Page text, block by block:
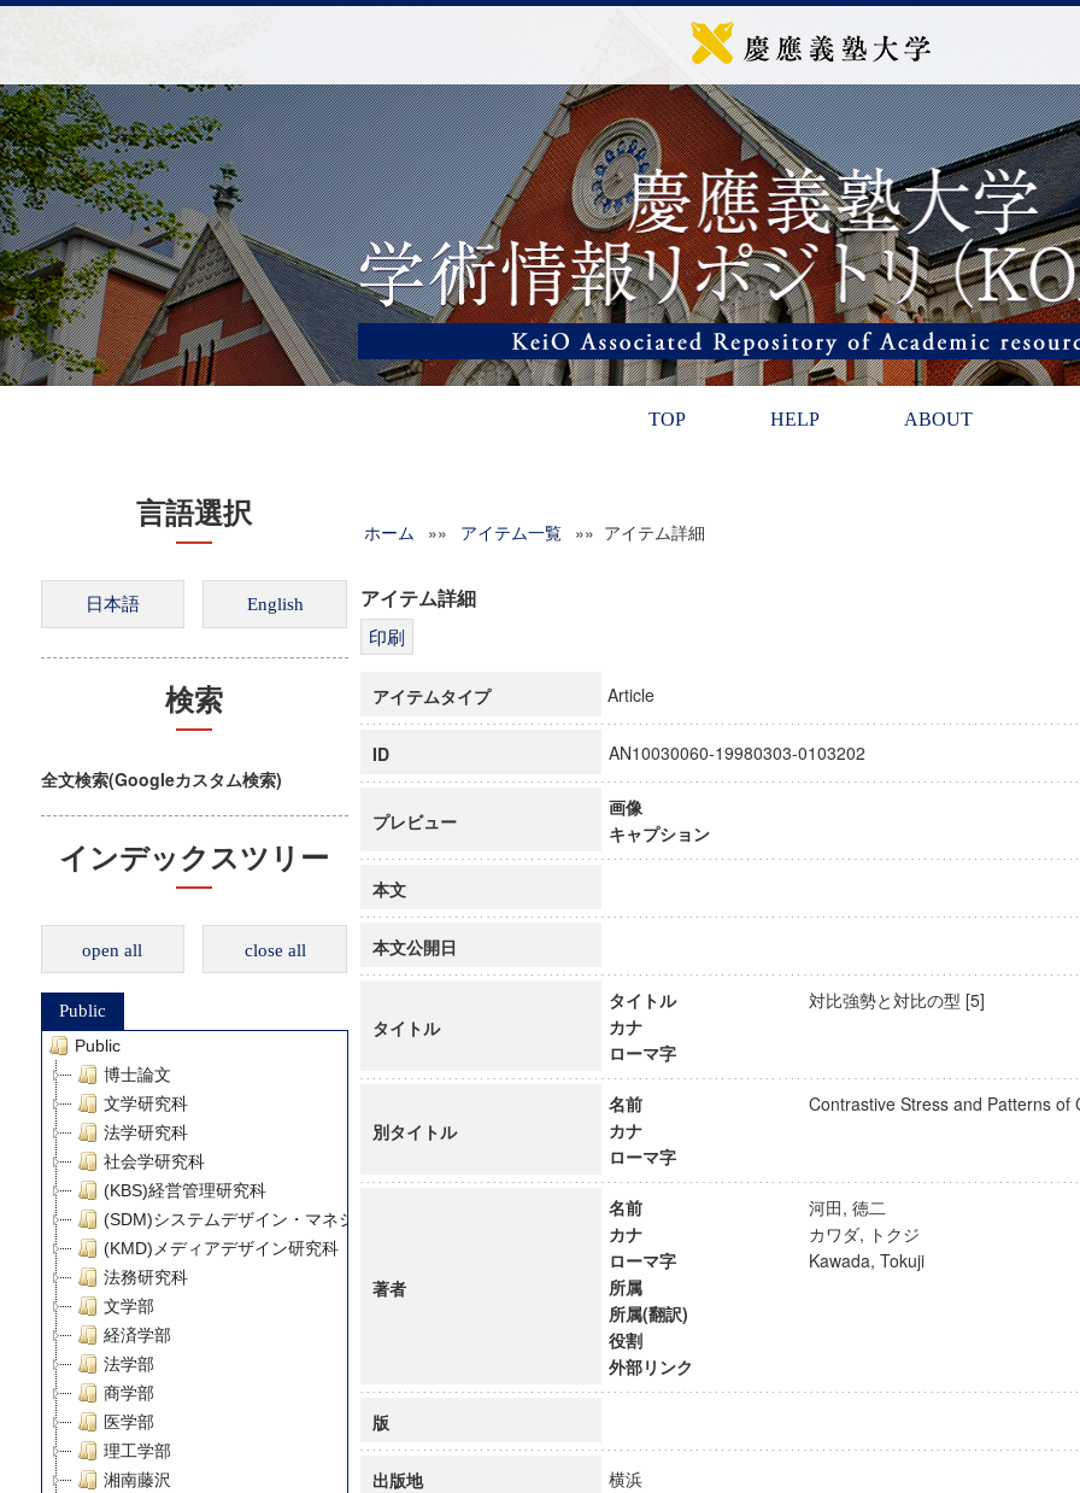
TOP HELP ABOUT
言語選択
検索
全文検索(Googleカスタム検索)
インデックスツリー
open all close all
Public
Public
博士論文
文学研究科
法学研究科
社会学研究科
(KBS)経営管理研究科
(SDM)システムデザイン・マネジメント研究科
(KMD)メディアデザイン研究科
法務研究科
文学部
経済学部
法学部
商学部
医学部
理工学部
湘南藤沢
ホーム »» アイテム一覧 »» アイテム詳細
アイテム詳細
アイテムタイプ Article
ID AN10030060-19980303-0103202
プレビュー
画像
キャプション
本文
本文公開日
タイトル
タイトル
対比強勢と対比の型 [5]
カナ
ローマ字
別タイトル
名前
Contrastive Stress and Patterns
カナ
ローマ字
著者
名前
河田, 徳二
カナ
カワダ, トクジ
ローマ字
Kawada, Tokuji
所属
所属(翻訳)
役割
外部リンク
版
出版地 横浜